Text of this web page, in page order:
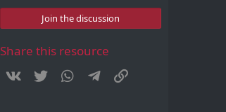
0
t
Join the discussion
Share this resource
Vkontakte
Twitter WhatsAppTelegram